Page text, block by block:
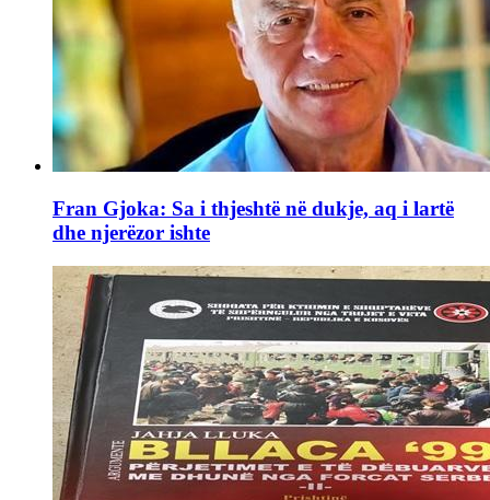
Fran Gjoka: Sa i thjeshtë në dukje, aq i lartë
dhe njerëzor ishte